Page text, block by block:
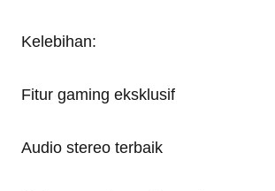
Kelebihan:
Fitur gaming eksklusif
Audio stereo terbaik